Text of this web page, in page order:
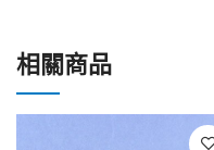
相關商品